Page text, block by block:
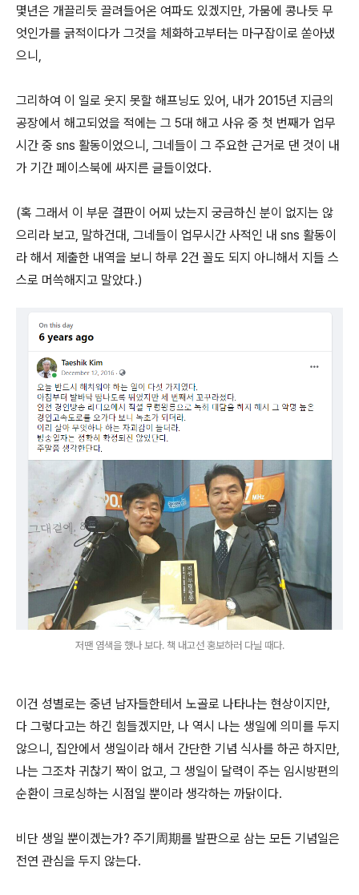
몇년은 개끌리듯 끌려들어온 여파도 있겠지만, 가뭄에 콩나듯 무
엇인가를 긁적이다가 그것을 체화하고부터는 마구잡이로 쏟아냈
으니,
그리하여 이 일로 웃지 못할 해프닝도 있어, 내가 2015년 지금의
공장에서 해고되었을 적에는 그 5대 해고 사유 중 첫 번째가 업무
시간 중 sns 활동이었으니, 그네들이 그 주요한 근거로 댄 것이 내
가 기간 페이스북에 싸지른 글들이었다.
(혹 그래서 이 부문 결판이 어찌 났는지 궁금하신 분이 없지는 않
으리라 보고, 말하건대, 그네들이 업무시간 사적인 내 sns 활동이
라 해서 제출한 내역을 보니 하루 2건 꼴도 되지 아니해서 지들 스
스로 머쓱해지고 말았다.)
저땐 염색을 했나 보다. 책 내고선 홍보하러 다닐 때다.
이건 성별로는 중년 남자들한테서 노골로 나타나는 현상이지만,
다 그렇다고는 하긴 힘들겠지만, 나 역시 나는 생일에 의미를 두지
않으니, 집안에서 생일이라 해서 간단한 기념 식사를 하곤 하지만,
나는 그조차 귀찮기 짝이 없고, 그 생일이 달력이 주는 임시방편의
순환이 크로싱하는 시점일 뿐이라 생각하는 까닭이다.
비단 생일 뿐이겠는가? 주기周期를 발판으로 삼는 모든 기념일은
전연 관심을 두지 않는다.